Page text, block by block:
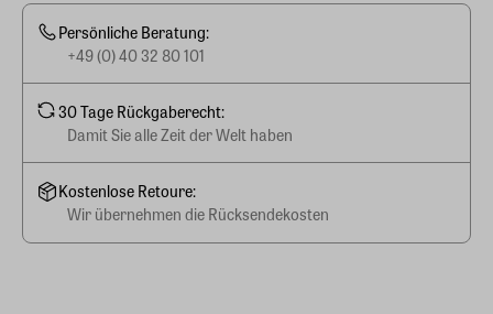
Persönliche Beratung:
+49 (0) 40 32 80 101
30 Tage Rückgaberecht:
Damit Sie alle Zeit der Welt haben
Kostenlose Retoure:
Wir übernehmen die Rücksendekosten